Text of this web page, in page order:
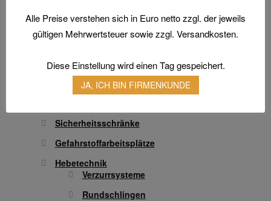
Technische Artikel
Anschlagpuffer
Schmierstoffe
Sicherheitsschränke
Gefahrstoffarbeitsplätze
Hebetechnik
Verzurrsysteme
Rundschlingen
Alle Preise verstehen sich in Euro netto zzgl. der jeweils
gültigen Mehrwertsteuer sowie zzgl. Versandkosten.
Diese Einstellung wird einen Tag gespeichert.
JA, ICH BIN FIRMENKUNDE